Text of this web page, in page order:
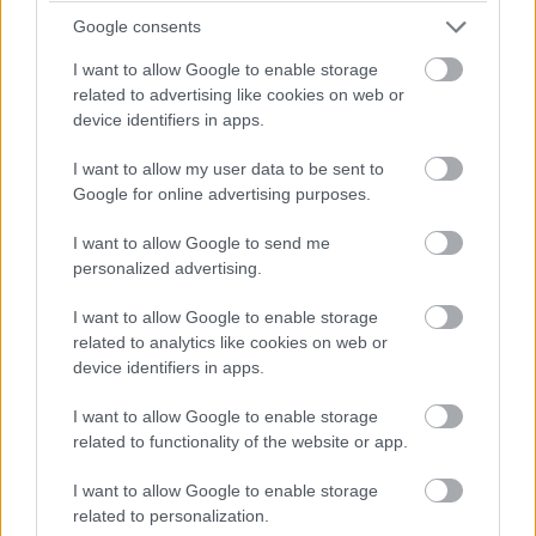
Google consents
I want to allow Google to enable storage
related to advertising like cookies on web or
device identifiers in apps.
I want to allow my user data to be sent to
Google for online advertising purposes.
I want to allow Google to send me
personalized advertising.
I want to allow Google to enable storage
related to analytics like cookies on web or
device identifiers in apps.
I want to allow Google to enable storage
related to functionality of the website or app.
I want to allow Google to enable storage
related to personalization.
Pulzusméréssel segíti a biztonságos mozgást az új
balatoni kardioösvény (X)
4 és egy 8 km-es egészségügyi tanösvény nyílt
Balatonalmádiban.
#nothing
Az AMD új processzort
mutatott be, de egyelőre csak